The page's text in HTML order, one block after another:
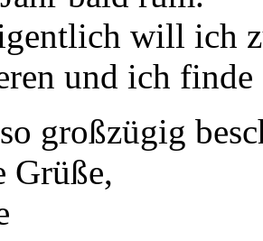
will ich
und ich finde
großzügig
Grüße,